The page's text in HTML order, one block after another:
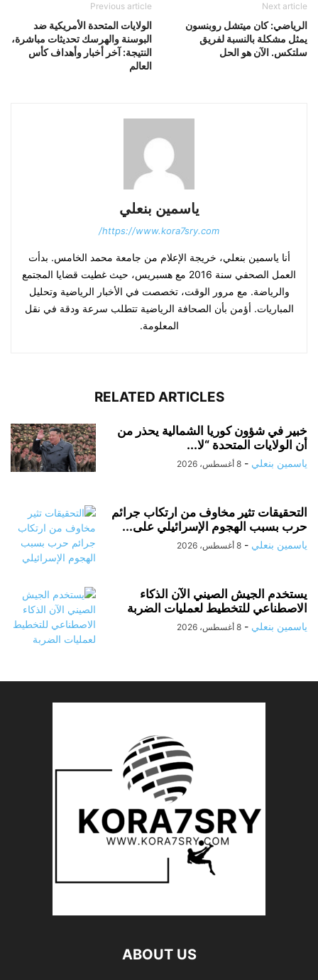
Previous article
الولايات المتحدة الأمريكية ضد
البوسنة والهرسك تحديثات مباشرة،
النتيجة: آخر أخبار وأهداف كأس
العالم
Next article
الرياضي: كان ميتشل روبنسون
يمثل مشكلة بالنسبة لفريق
سلتكس. الآن هو الحل
ياسمين بنعلي
https://www.kora7sry.com/
أنا ياسمين بنعلي، خريجة الإعلام من جامعة محمد الخامس. بدأت
العمل الصحفي سنة 2016 مع هسبريس، حيث غطيت قضايا المجتمع
والرياضة. مع مرور الوقت، تخصصت في الأخبار الرياضية وتحليل
المباريات. أؤمن بأن الصحافة الرياضية تتطلب سرعة ودقة في نقل
المعلومة.
RELATED ARTICLES
خبير في شؤون كوريا الشمالية يحذر من
أن الولايات المتحدة “لا...
ياسمين بنعلي - 8 أغسطس، 2026
التحقيقات تثير مخاوف من ارتكاب جرائم
حرب بسبب الهجوم الإسرائيلي على...
ياسمين بنعلي - 8 أغسطس، 2026
يستخدم الجيش الصيني الآن الذكاء
الاصطناعي للتخطيط لعمليات الضربة
ياسمين بنعلي - 8 أغسطس، 2026
ABOUT US